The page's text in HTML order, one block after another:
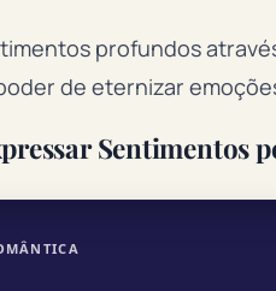
profundos
de eternizar
Sentimentos